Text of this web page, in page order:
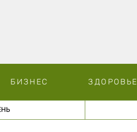
БИЗНЕС ЗДОРОВЬЕ